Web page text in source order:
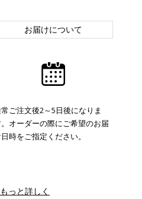
お届けについて
ご注文後2～5日後になりま
オーダーの際にご希望のお届
時をご指定ください。
っと詳しく